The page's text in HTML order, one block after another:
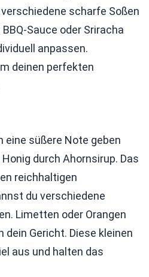
scharfe Soßen
Sauce oder Sriracha
anpassen.
deinen perfekten
eine süßere Note geben
durch Ahornsirup. Das
reichhaltigen
du verschiedene
Limetten oder Orangen
dein Gericht. Diese kleinen
aus und halten das